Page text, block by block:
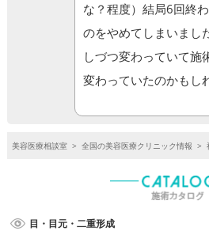
な？程度）結局6回終
のをやめてしまいまし
しづつ変わっていて施
変わっていたのかもし
美容医療相談室 > 全国の美容医療クリニック情報 >
目・目元・二重形成